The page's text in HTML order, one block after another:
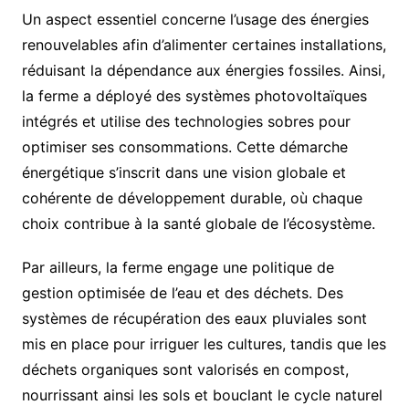
Un aspect essentiel concerne l’usage des énergies
renouvelables afin d’alimenter certaines installations,
réduisant la dépendance aux énergies fossiles. Ainsi,
la ferme a déployé des systèmes photovoltaïques
intégrés et utilise des technologies sobres pour
optimiser ses consommations. Cette démarche
énergétique s’inscrit dans une vision globale et
cohérente de développement durable, où chaque
choix contribue à la santé globale de l’écosystème.
Par ailleurs, la ferme engage une politique de
gestion optimisée de l’eau et des déchets. Des
systèmes de récupération des eaux pluviales sont
mis en place pour irriguer les cultures, tandis que les
déchets organiques sont valorisés en compost,
nourrissant ainsi les sols et bouclant le cycle naturel